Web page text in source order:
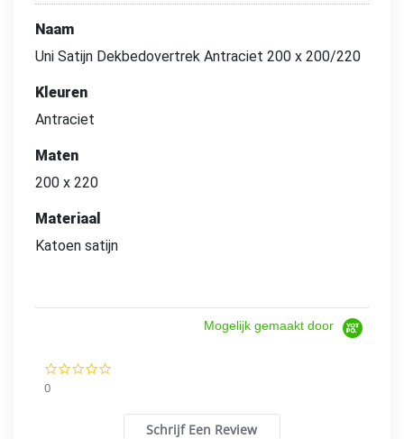
Naam
Uni Satijn Dekbedovertrek Antraciet 200 x 200/220
Kleuren
Antraciet
Maten
200 x 220
Materiaal
Katoen satijn
Mogelijk gemaakt door
0
Schrijf Een Review